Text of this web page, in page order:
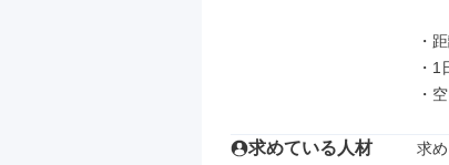
・
・
・
求めている人材
求